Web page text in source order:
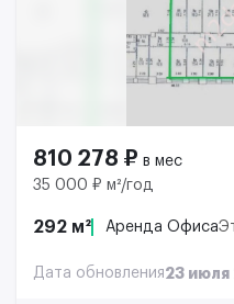
810 278 ₽ в мес
35 000 ₽ м²/год
292 м² Аренда Офиса
Дата обновления23 июля